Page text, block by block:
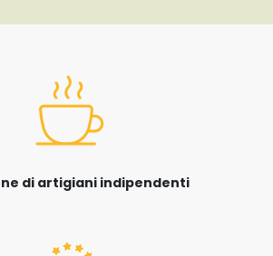
di artigiani indipendenti